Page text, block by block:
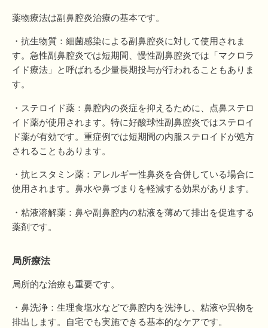
薬物療法は副鼻腔炎治療の基本です。
・抗生物質：細菌感染による副鼻腔炎に対して使用されま
す。急性副鼻腔炎では短期間、慢性副鼻腔炎では「マクロラ
イド療法」と呼ばれる少量長期投与が行われることもありま
す。
・ステロイド薬：鼻腔内の炎症を抑えるために、点鼻ステロ
イド薬が使用されます。特に好酸球性副鼻腔炎ではステロイ
ド薬が有効です。重症例では短期間の内服ステロイドが処方
されることもあります。
・抗ヒスタミン薬：アレルギー性鼻炎を合併している場合に
使用されます。鼻水や鼻づまりを軽減する効果があります。
・粘液溶解薬：鼻や副鼻腔内の粘液を薄めて排出を促進する
薬剤です。
局所療法
局所的な治療も重要です。
・鼻洗浄：生理食塩水などで鼻腔内を洗浄し、粘液や異物を
排出します。自宅でも実施できる基本的なケアです。